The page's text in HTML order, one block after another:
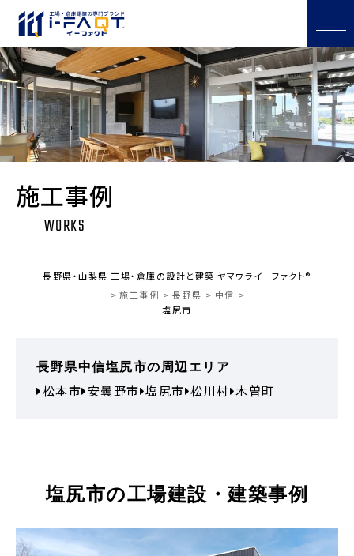
施工事例
WORKS
長野県・山梨県 工場・倉庫の設計と建築 ヤマウライーファクト®
施工事例
長野県
中信
塩尻市
長野県中信塩尻市の周辺エリア
松本市 安曇野市 塩尻市 松川村 木曽町
塩尻市の工場建設・建築事例